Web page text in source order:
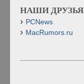
НАШИ ДРУЗЬЯ
PCNews
MacRumors.ru